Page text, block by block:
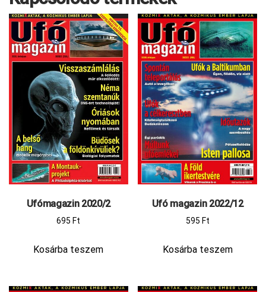
Ufómagazin 2020/2
695 Ft
Kosárba teszem
Ufó magazin 2022/12
595 Ft
Kosárba teszem